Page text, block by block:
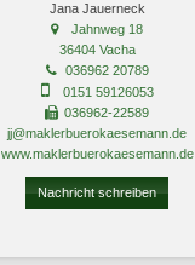
Jana Jauerneck
Jahnweg 18
36404 Vacha
036962 20789
0151 59126053
036962-22589
jj@maklerbuerokaesemann.de
www.maklerbuerokaesemann.de
Nachricht schreiben